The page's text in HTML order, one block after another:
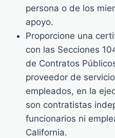
persona o de los
apoyo.
Proporcione una
con las Secciones
de Contratos
proveedor de
empleados, en la
son contratistas
funcionarios ni
California.